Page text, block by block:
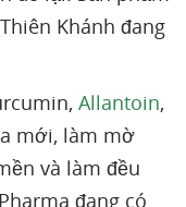
Khánh đang
Allantoin,
mới, làm mờ
và làm đều
đang có